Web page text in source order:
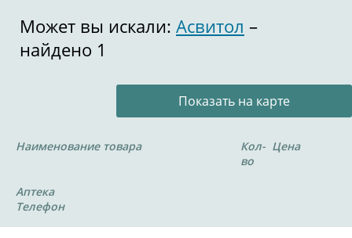
Может вы искали: Асвитол –
найдено 1
Показать на карте
Наименование товара
Кол-
во
Цена
Аптека
Телефон